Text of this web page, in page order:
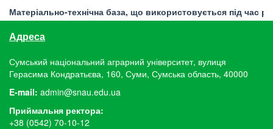
Матеріально-технічна база, що використовується під час
Адреса
Сумський національний аграрний університет, вулиця
Герасима Кондратьєва, 160, Суми, Сумська область, 40000
E-mail: admin@snau.edu.ua
Приймальня ректора:
+38 (0542) 70-10-12